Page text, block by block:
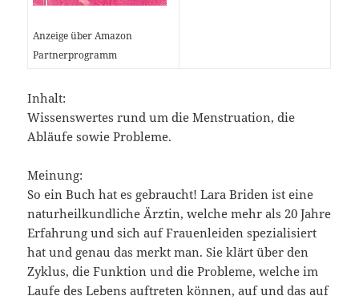
Anzeige über Amazon
Partnerprogramm
Inhalt:
Wissenswertes rund um die Menstruation, die
Abläufe sowie Probleme.
Meinung:
So ein Buch hat es gebraucht! Lara Briden ist eine
naturheilkundliche Ärztin, welche mehr als 20 Jahre
Erfahrung und sich auf Frauenleiden spezialisiert
hat und genau das merkt man. Sie klärt über den
Zyklus, die Funktion und die Probleme, welche im
Laufe des Lebens auftreten können, auf und das auf